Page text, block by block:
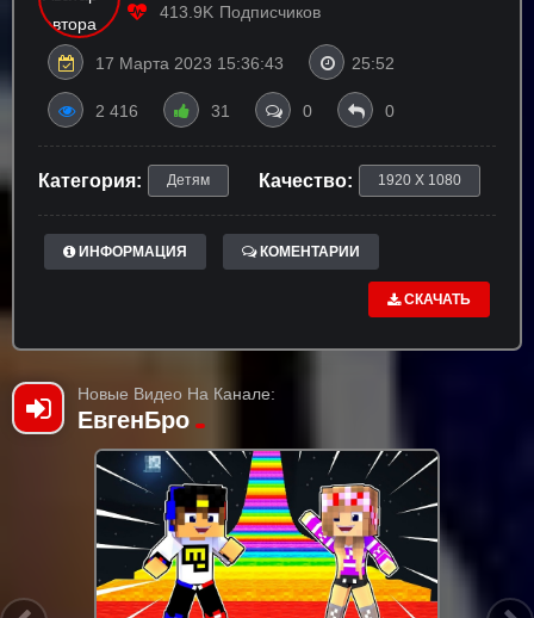
413.9K Подписчиков
17 Марта 2023 15:36:43 25:52
2 416 31 0 0
Категория: Детям Качество: 1920 X 1080
ИНФОРМАЦИЯ КОМЕНТАРИИ
СКАЧАТЬ
Новые Видео На Канале:
ЕвгенБро